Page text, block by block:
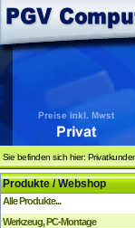
Sie befinden sich hier:
Produkte / Webshop
Alle Produkte...
Werkzeug, PC-Montage